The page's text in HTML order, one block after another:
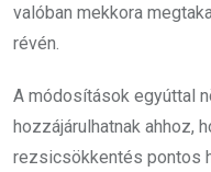
valóban mekkora
révén.
A módosítások egyúttal
hozzájárulhatnak ahhoz,
rezsicsökkentés pontos